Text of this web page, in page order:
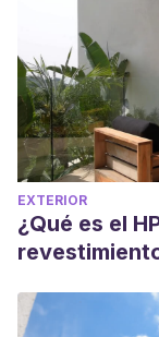
EXTERIOR
¿Qué es el